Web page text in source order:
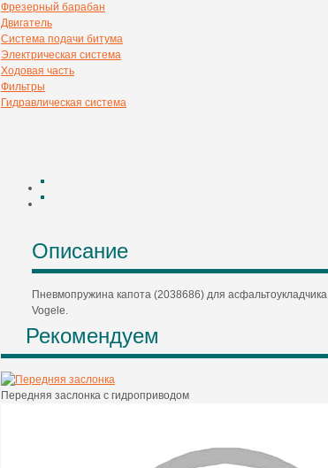
Фрезерный барабан
Двигатель
Система подачи битума
Электрическая система
Ходовая часть
Фильтры
Гидравлическая система
Описание
Пневмопружина капота (2038686) для асфальтоукладчика
Vogele.
Рекомендуем
Передняя заслонка с гидроприводом